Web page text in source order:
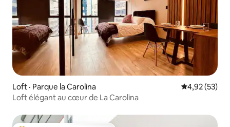
Loft · Parque la Carolina Note
4,92 (53)
Loft élégant au cœur de La Carolina